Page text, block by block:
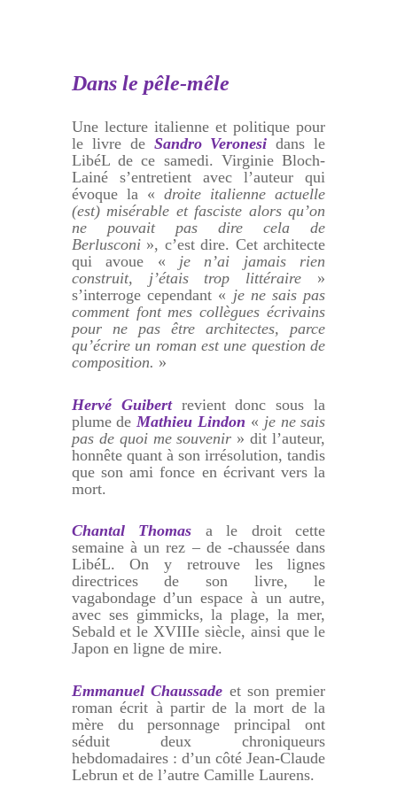
Dans le pêle-mêle
Une lecture italienne et politique pour
le livre de Sandro Veronesi dans le
LibéL de ce samedi. Virginie Bloch-
Lainé s’entretient avec l’auteur qui
évoque la «droite italienne actuelle
(est) misérable et fasciste alors qu’on
ne pouvait pas dire cela de
Berlusconi», c’est dire. Cet architecte
qui avoue « je n’ai jamais rien
construit, j’étais trop littéraire »
s’interroge cependant « je ne sais pas
comment font mes collègues écrivains
pour ne pas être architectes, parce
qu’écrire un roman est une question de
composition. »
Hervé Guibert revient donc sous la
plume de Mathieu Lindon « je ne sais
pas de quoi me souvenir » dit l’auteur,
honnête quant à son irrésolution, tandis
que son ami fonce en écrivant vers la
mort.
Chantal Thomas
a le droit cette
semaine à un rez – de -chaussée dans
LibéL. On y retrouve les lignes
directrices de son livre, le
vagabondage d’un espace à un autre,
avec ses gimmicks, la plage, la mer,
Sebald et le XVIIIe siècle, ainsi que le
Japon en ligne de mire.
Emmanuel Chaussade et son premier
roman écrit à partir de la mort de la
mère du personnage principal ont
séduit deux chroniqueurs
hebdomadaires : d’un côté Jean-Claude
Lebrun et de l’autre Camille Laurens.